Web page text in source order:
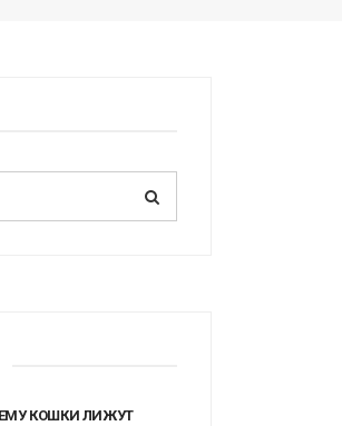
КОШКИ ЛИЖУТ